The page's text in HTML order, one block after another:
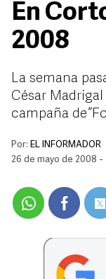
En
2008
La semana
César
campaña de
Por: EL INFORMADOR
26 de mayo de 2008 -